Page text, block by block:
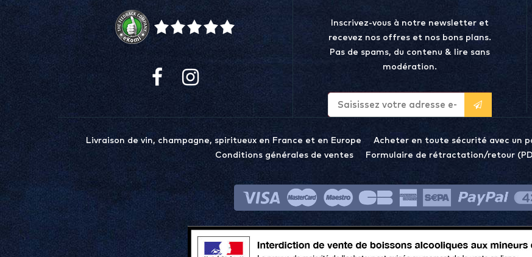
Inscrivez-vous à notre newsletter et
recevez nos offres et nos bons plans.
Pas de spams, du contenu & lire sans
modération.
Livraison de vin, champagne, spiritueux en France et en Europe Acheter en toute sécurité avec un
Conditions générales de ventes
Formulaire de rétractation/retour